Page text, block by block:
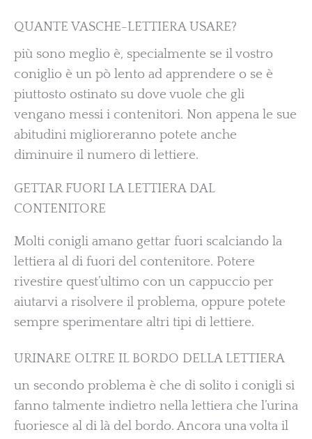
QUANTE VASCHE-LETTIERA USARE?
più sono meglio è, specialmente se il vostro
coniglio è un pò lento ad apprendere o se è
piuttosto ostinato su dove vuole che gli
vengano messi i contenitori. Non appena le sue
abitudini miglioreranno potete anche
diminuire il numero di lettiere.
GETTAR FUORI LA LETTIERA DAL
CONTENITORE
Molti conigli amano gettar fuori scalciando la
lettiera al di fuori del contenitore. Potere
rivestire quest’ultimo con un cappuccio per
aiutarvi a risolvere il problema, oppure potete
sempre sperimentare altri tipi di lettiere.
URINARE OLTRE IL BORDO DELLA LETTIERA
un secondo problema è che di solito i conigli si
fanno talmente indietro nella lettiera che l’urina
fuoriesce al di là del bordo. Ancora una volta il